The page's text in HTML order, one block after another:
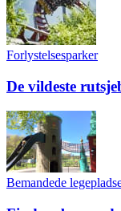
Forlystelsesparker
De vildeste
Bemandede